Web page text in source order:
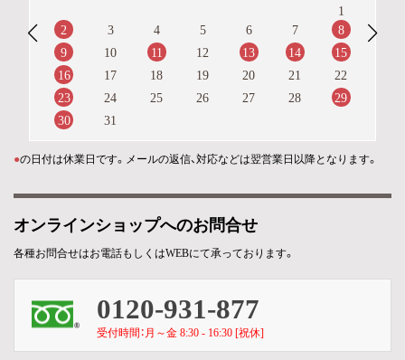
1
2
3 4 5 6 7
8
9
10 11 12 13 14
15
16
17 18 19 20 21
22
23
24 25 26 27 28
29
30
31
●の日付は休業日です。メールの返信、対応などは翌営業日以降となります。
オンラインショップへのお問合せ
各種お問合せはお電話もしくはWEBにて承っております。
0120-931-877
受付時間：月～金 8:30 - 16:30 [祝休]